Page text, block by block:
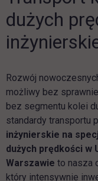
dużych
Rozwój
możliwy bez
bez segmentu kolei
standardy transportu
inżynierskie na
dużych prędkości w
Warszawie to nasza
który intensywnie